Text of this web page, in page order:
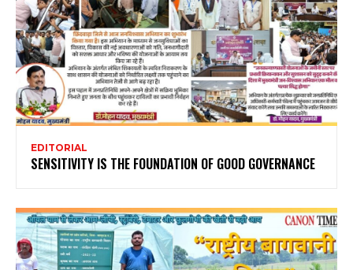
EDITORIAL
SENSITIVITY IS THE FOUNDATION OF GOOD GOVERNANCE